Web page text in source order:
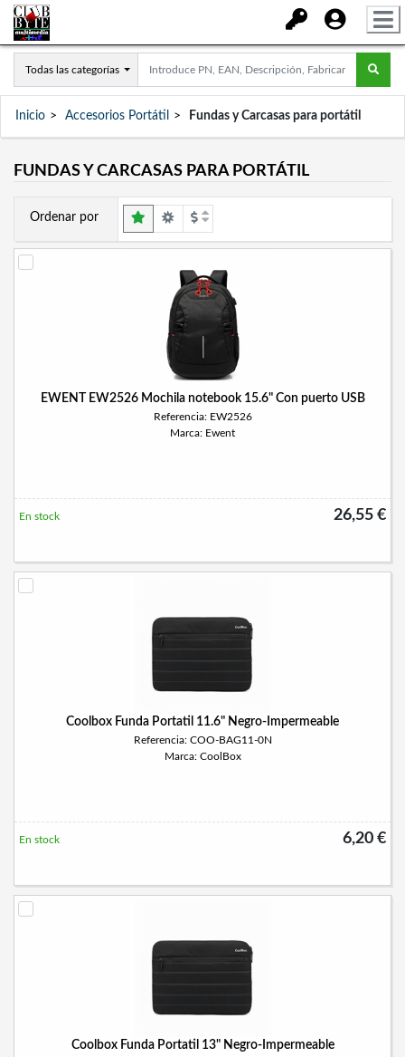
Todas las categorías
Inicio Accesorios Portátil Fundas y Carcasas para portátil
FUNDAS Y CARCASAS PARA PORTÁTIL
Ordenar por
EWENT EW2526 Mochila notebook 15.6" Con puerto USB
Referencia: EW2526
Marca: Ewent
26,55 €
En stock
Coolbox Funda Portatil 11.6" Negro-Impermeable
Referencia: COO-BAG11-0N
Marca: CoolBox
6,20 €
En stock
Coolbox Funda Portatil 13" Negro-Impermeable